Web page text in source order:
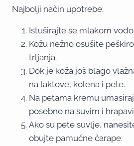
Najbolji način upotrebe:
Istuširajte se mlakom
Kožu nežno osušite
trljanja.
Dok je koža još blago
na laktove, kolena i pete.
Na petama kremu
posebno na suvim i
Ako su pete suvlje,
obujte pamučne čarape.